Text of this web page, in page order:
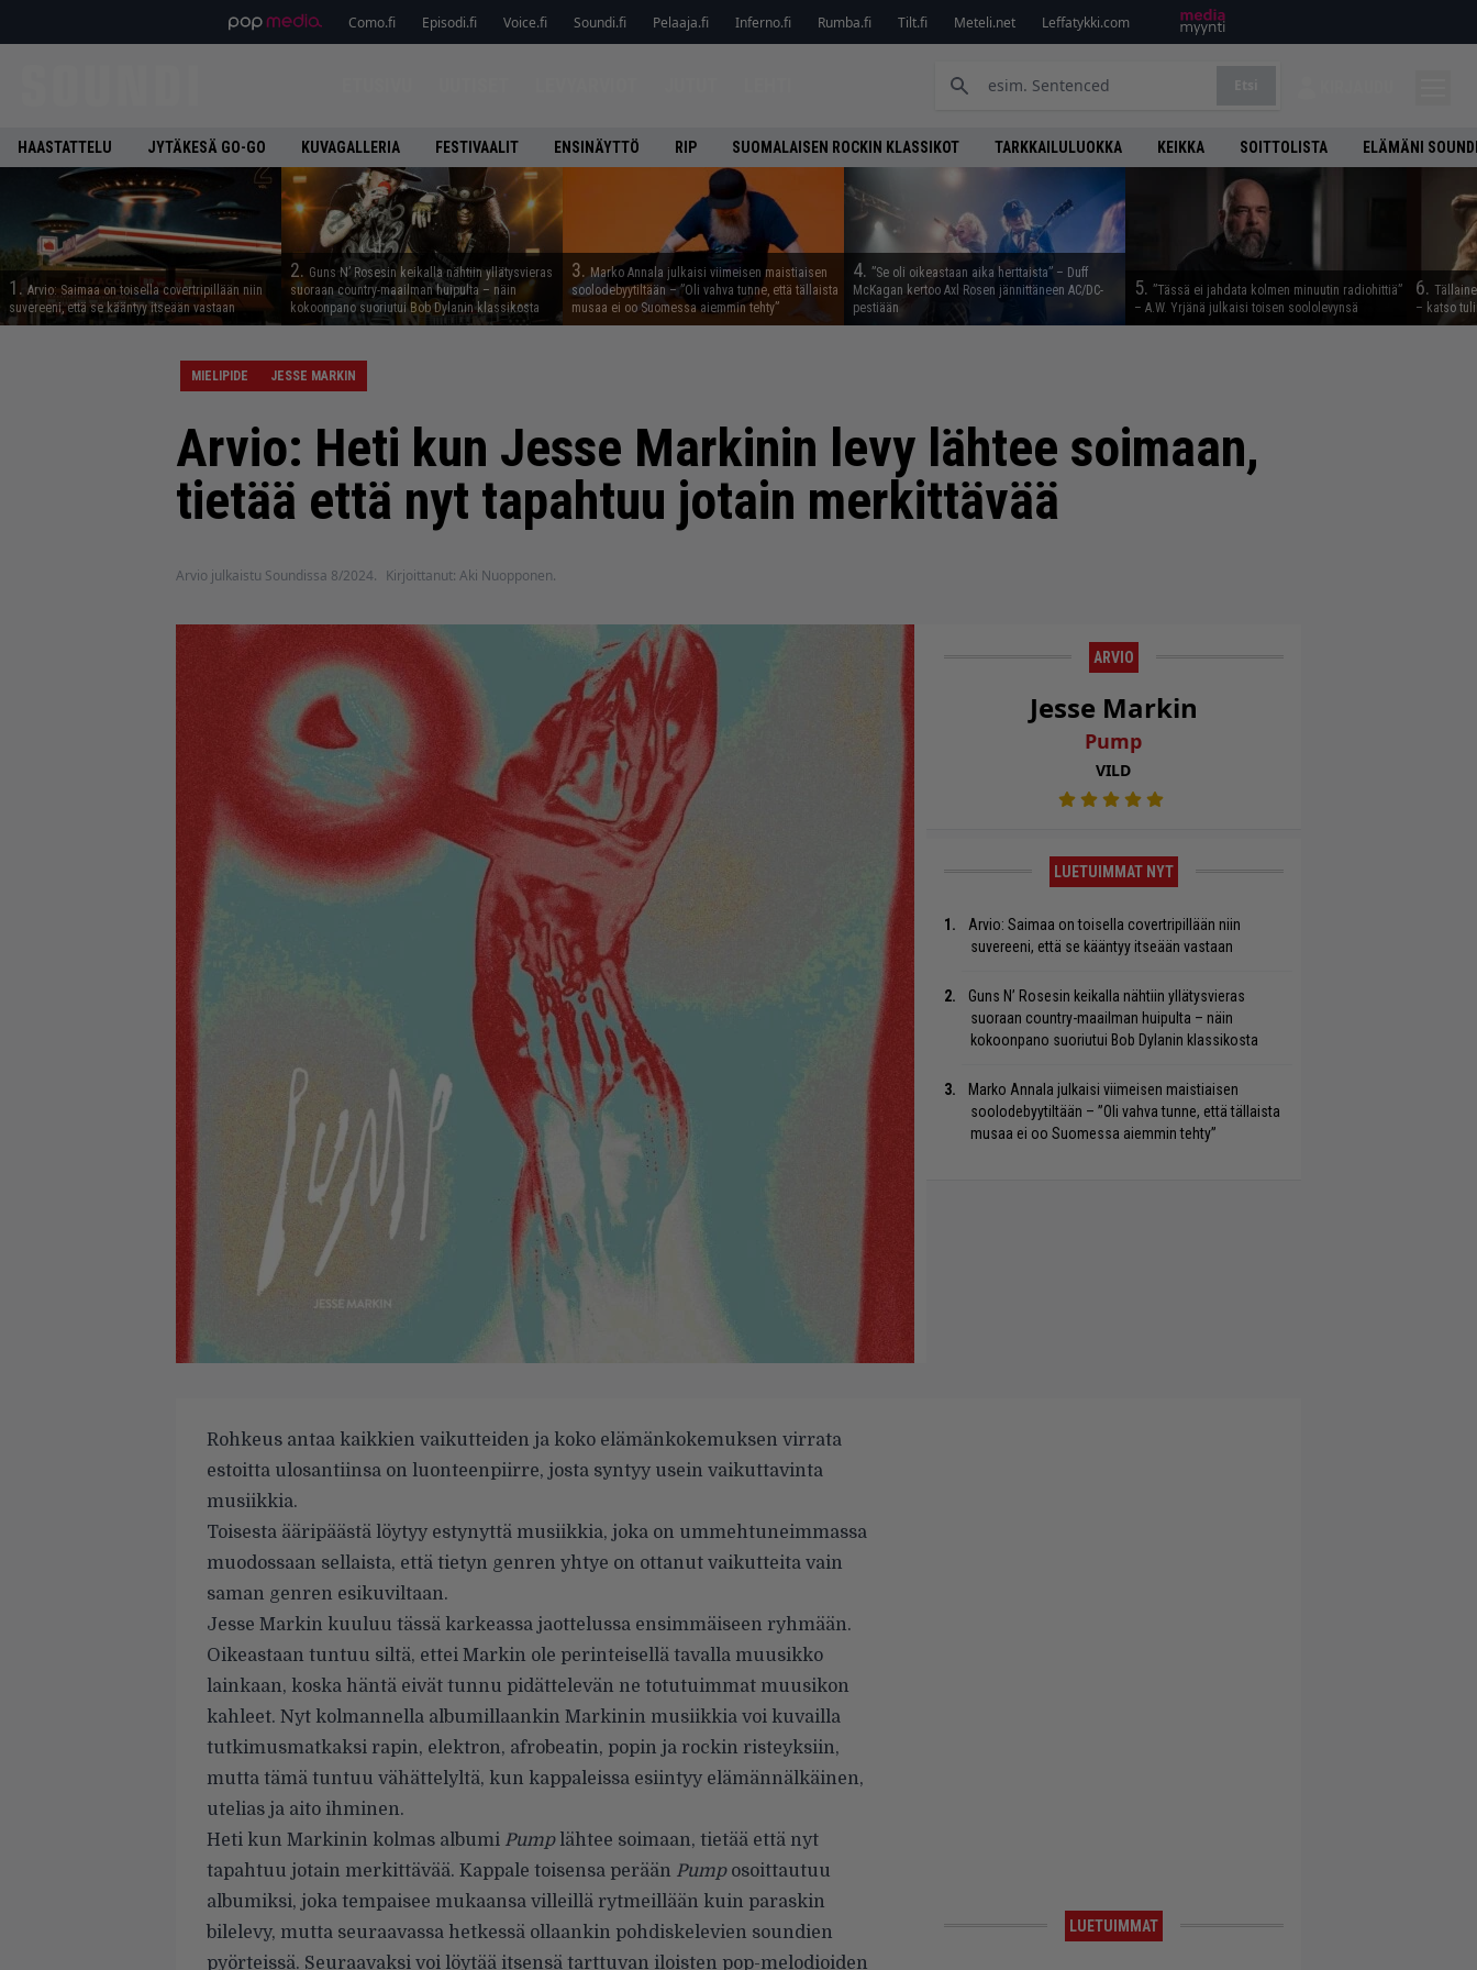
Como.fi Episodi.fi Voice.fi Soundi.fi Pelaaja.fi Inferno.fi Rumba.fi Tilt.fi Meteli.net Leffatykki.com
HAASTATTELU JYTÄKESÄ GO-GO KUVAGALLERIA FESTIVAALIT ENSINÄYTTÖ RIP SUOMALAISEN ROCKIN KLASSIKOT TARKKAILULUOKKA KEIKKA SOITTOLISTA ELÄMÄNI
1. Arvio: Saimaa on toisella covertripillään niin
suvereeni, että se kääntyy itseään vastaan
2. Guns N’ Rosesin keikalla nähtiin yllätysvieras
suoraan country-maailman huipulta – näin
kokoonpano suoriutui Bob Dylanin klassikosta
3. Marko Annala julkaisi viimeisen maistiaisen
soolodebyytiltään – ”Oli vahva tunne, että tällaista
musaa ei oo Suomessa aiemmin tehty”
4. ”Se oli oikeastaan aika herttaista” – Duff
McKagan kertoo Axl Rosen jännittäneen AC/DC-
pestiään
5. ”Tässä ei jahdata kolmen minuutin radiohittiä”
– A.W. Yrjänä julkaisi toisen soololevynsä
6.
– katso
MIELIPIDE JESSE MARKIN
Arvio: Heti kun Jesse Markinin levy lähtee soimaan,
tietää että nyt tapahtuu jotain merkittävää
Arvio julkaistu Soundissa 8/2024. Kirjoittanut: Aki Nuopponen.
ARVIO
Jesse Markin
Pump
VILD
LUETUIMMAT NYT
Arvio: Saimaa on toisella covertripillään niin
suvereeni, että se kääntyy itseään vastaan
Guns N’ Rosesin keikalla nähtiin yllätysvieras
suoraan country-maailman huipulta – näin
kokoonpano suoriutui Bob Dylanin klassikosta
Marko Annala julkaisi viimeisen maistiaisen
soolodebyytiltään – ”Oli vahva tunne, että tällaista
musaa ei oo Suomessa aiemmin tehty”
Rohkeus antaa kaikkien vaikutteiden ja koko elämänkokemuksen virrata
estoitta ulosantiinsa on luonteenpiirre, josta syntyy usein vaikuttavinta
musiikkia.
Toisesta ääripäästä löytyy estynyttä musiikkia, joka on ummehtuneimmassa
muodossaan sellaista, että tietyn genren yhtye on ottanut vaikutteita vain
saman genren esikuviltaan.
Jesse Markin kuuluu tässä karkeassa jaottelussa ensimmäiseen ryhmään.
Oikeastaan tuntuu siltä, ettei Markin ole perinteisellä tavalla muusikko
lainkaan, koska häntä eivät tunnu pidättelevän ne totutuimmat muusikon
kahleet. Nyt kolmannella albumillaankin Markinin musiikkia voi kuvailla
tutkimusmatkaksi rapin, elektron, afrobeatin, popin ja rockin risteyksiin,
mutta tämä tuntuu vähättelyltä, kun kappaleissa esiintyy elämännälkäinen,
utelias ja aito ihminen.
Heti kun Markinin kolmas albumi Pump lähtee soimaan, tietää että nyt
tapahtuu jotain merkittävää. Kappale toisensa perään Pump osoittautuu
albumiksi, joka tempaisee mukaansa villeillä rytmeillään kuin paraskin
bilelevy, mutta seuraavassa hetkessä ollaankin pohdiskelevien soundien
pyörteissä. Seuraavaksi voi löytää itsensä tarttuvan iloisten pop-melodioiden
LUETUIMMAT